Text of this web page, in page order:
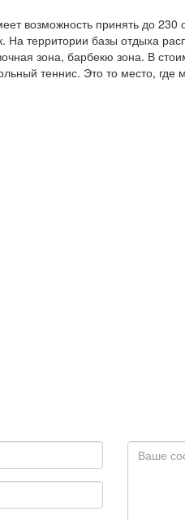
возможность принять до
территории базы отдыха
зона, барбекю зона. В
теннис. Это то место,